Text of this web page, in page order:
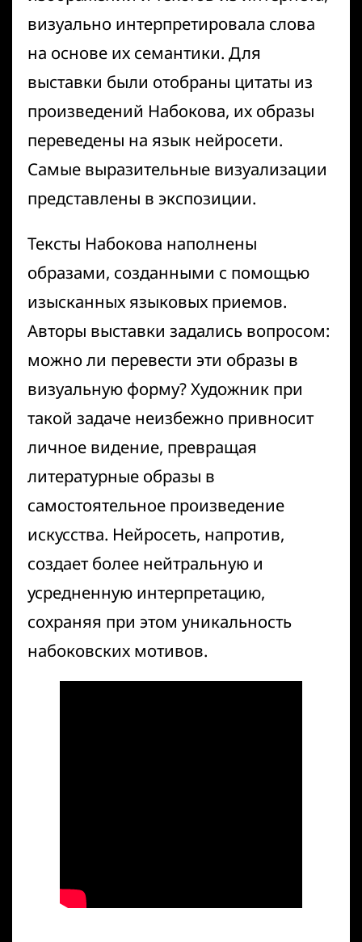
визуально интерпретировала слова
на основе их семантики. Для
выставки были отобраны цитаты из
произведений Набокова, их образы
переведены на язык нейросети.
Самые выразительные визуализации
представлены в экспозиции.
Тексты Набокова наполнены
образами, созданными с помощью
изысканных языковых приемов.
Авторы выставки задались вопросом:
можно ли перевести эти образы в
визуальную форму? Художник при
такой задаче неизбежно привносит
личное видение, превращая
литературные образы в
самостоятельное произведение
искусства. Нейросеть, напротив,
создает более нейтральную и
усредненную интерпретацию,
сохраняя при этом уникальность
набоковских мотивов.